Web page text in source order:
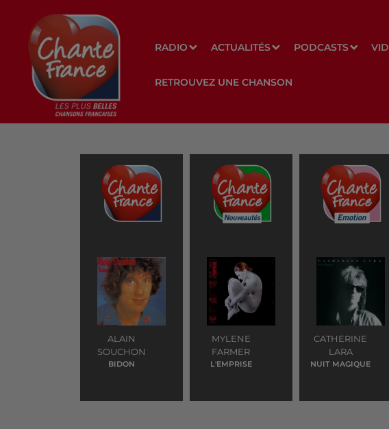
RADIO ACTUALITÉS PODCASTS
RETROUVEZ UNE CHANSON
ALAIN
SOUCHON
BIDON
MYLENE
FARMER
L'EMPRISE
CATHERINE
LARA
NUIT MAGIQUE